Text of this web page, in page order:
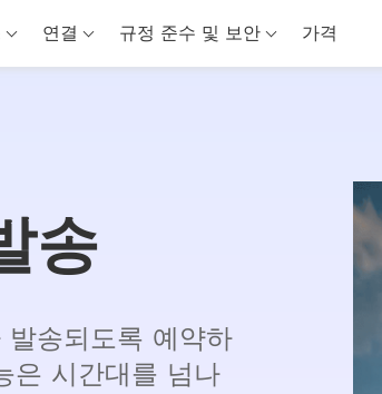
연결 규정 준수 및 보안 가격
송
송되도록 예약하
은 시간대를 넘나